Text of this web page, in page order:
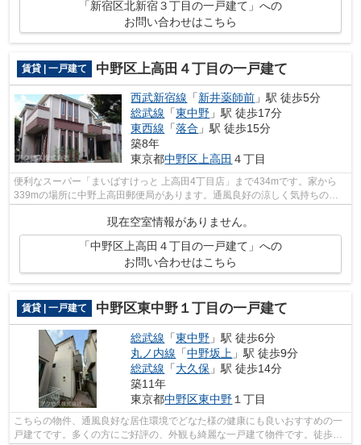
「新宿区北新宿３丁目の一戸建て」への
お問い合わせはこちら
賃貸 | 一戸建て 中野区上高田４丁目の一戸建て
西武新宿線 「新井薬師前 」駅 徒歩5分
総武線 「東中野 」駅 徒歩17分
東西線 「落合 」駅 徒歩15分
築8年
東京都中野区 上高田 ４丁目
便利なスーパー「まいばすけっと 上高田4丁目店」まで434mです。家から
339mの場所に中野上高田郵便局があります。通風良好の涼しく気持ちの良
い空間をご提供いたします。アクセスが中...
現在空室情報がありません。
「中野区上高田４丁目の一戸建て」への
お問い合わせはこちら
賃貸 | 一戸建て 中野区東中野１丁目の一戸建て
総武線 「東中野 」駅 徒歩6分
丸ノ内線 「中野坂上 」駅 徒歩9分
総武線 「大久保 」駅 徒歩14分
築11年
東京都中野区東中野 １丁目
こちらの物件、通風良好な居住環境でどなた様の健康にも良いおすすめの一
戸建てです。多くの方にご好評の、外観も綺麗な一戸建て物件です。徒歩4